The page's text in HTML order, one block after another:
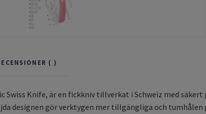
( )
Swiss Knife, är en fickkniv tillverkat i Schweiz med
designen gör verktygen mer tillgängliga och